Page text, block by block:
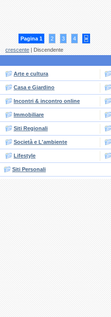
Pagina 1 2 3 4
»
crescente| Discendente
Arte e cultura
Casa e Giardino
Incontri & incontro online
Immobiliare
Siti Regionali
Società e L'ambiente
Lifestyle
Siti Personali